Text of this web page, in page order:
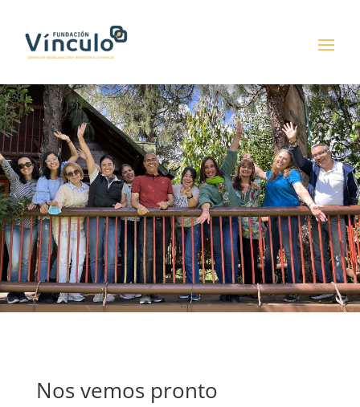
¡Gracias por tu
reserva!
Esperamos verte pronto.
Nos vemos pronto